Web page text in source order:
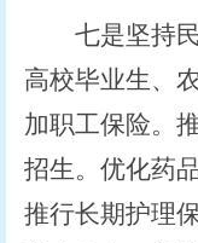
七是坚持民
高校毕业生、
加职工保险。
招生。优化药
推行长期护理